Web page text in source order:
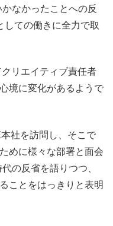
なかったことへの反
しての働きに全力で取
リエイティブ責任者
境に変化があるようで
社を訪問し、そこで
めに様々な部署と面会
の反省を語りつつ、
ことをはっきりと表明